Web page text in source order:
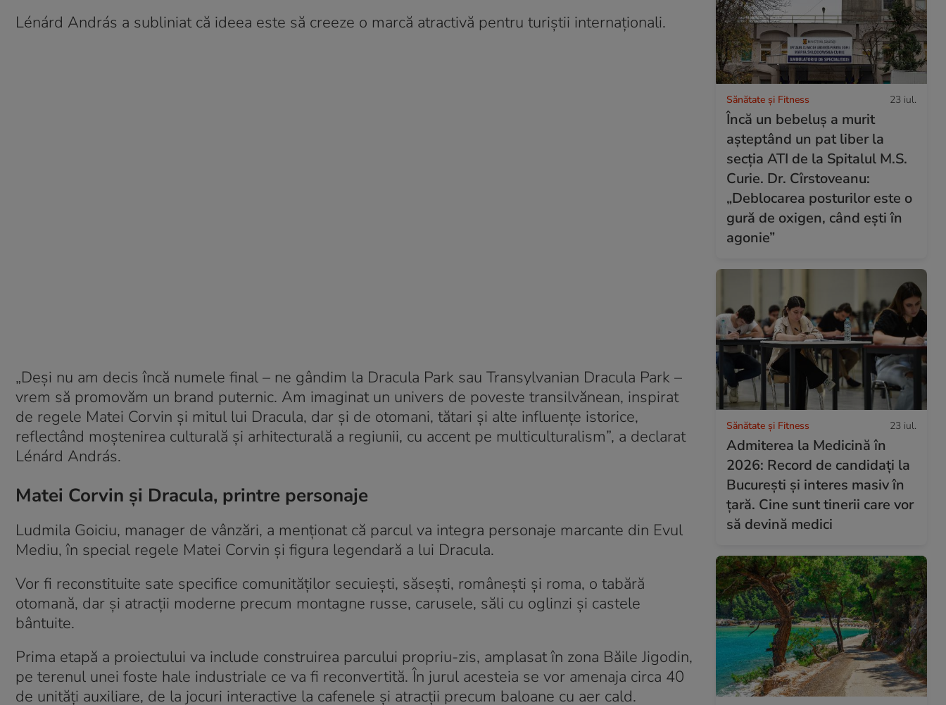
Lénárd András a subliniat că ideea este să creeze o marcă atractivă pentru turiștii internaționali.
„Deși nu am decis încă numele final – ne gândim la Dracula Park sau Transylvanian Dracula Park –
vrem să promovăm un brand puternic. Am imaginat un univers de poveste transilvănean, inspirat
de regele Matei Corvin și mitul lui Dracula, dar și de otomani, tătari și alte influențe istorice,
reflectând moștenirea culturală și arhitecturală a regiunii, cu accent pe multiculturalism”, a declarat
Lénárd András.
Matei Corvin și Dracula, printre personaje
Ludmila Goiciu, manager de vânzări, a menționat că parcul va integra personaje marcante din Evul
Mediu, în special regele Matei Corvin și figura legendară a lui Dracula.
Vor fi reconstituite sate specifice comunităților secuiești, săsești, românești și roma, o tabără
otomană, dar și atracții moderne precum montagne russe, carusele, săli cu oglinzi și castele
bântuite.
Prima etapă a proiectului va include construirea parcului propriu-zis, amplasat în zona Băile Jigodin,
pe terenul unei foste hale industriale ce va fi reconvertită. În jurul acesteia se vor amenaja circa 40
de unități auxiliare, de la jocuri interactive la cafenele și atracții precum baloane cu aer cald.
Sănătate și Fitness 23 iul.
Încă un bebeluș a murit
așteptând un pat liber la
secția ATI de la Spitalul M.S.
Curie. Dr. Cîrstoveanu:
„Deblocarea posturilor este o
gură de oxigen, când ești în
agonie”
Sănătate și Fitness 23 iul.
Admiterea la Medicină în
2026: Record de candidați la
București și interes masiv în
țară. Cine sunt tinerii care vor
să devină medici